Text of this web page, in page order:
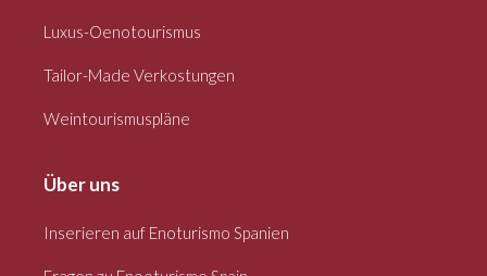
Luxus-Oenotourismus
Tailor-Made Verkostungen
Weintourismuspläne
Über uns
Inserieren auf Enoturismo Spanien